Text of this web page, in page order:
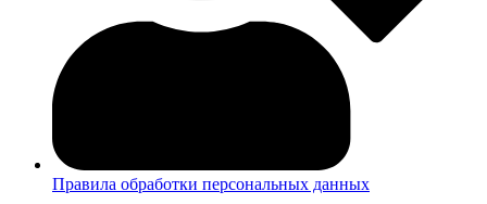
Правила обработки персональных данных